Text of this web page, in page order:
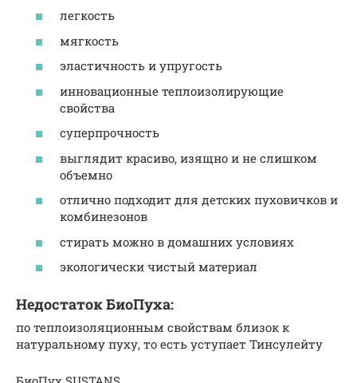
легкость
мягкость
эластичность и упругость
инновационные теплоизолирующие
свойства
суперпрочность
выглядит красиво, изящно и не слишком
объемно
отлично подходит для детских пуховичков и
комбинезонов
стирать можно в домашних условиях
экологически чистый материал
Недостаток БиоПуха:
по теплоизоляционным свойствам близок к
натуральному пуху, то есть уступает Тинсулейту